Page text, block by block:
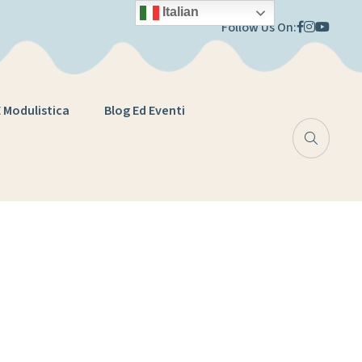
Follow Us On:
Modulistica Blog Ed Eventi
Italian